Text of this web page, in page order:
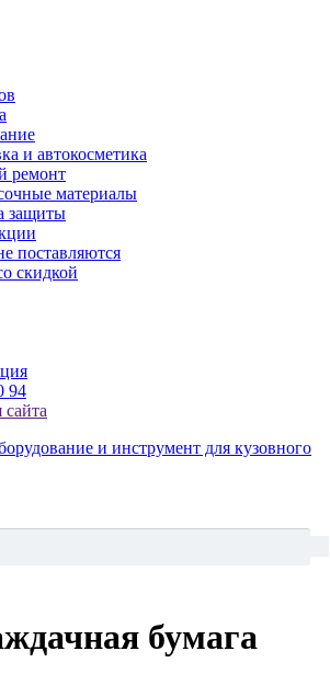
и автокосметика
ремонт
материалы
защиты
поставляются
скидкой
94
бумага